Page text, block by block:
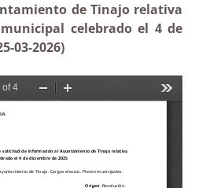
de Tinajo relativa
celebrado el 4 de
03-2026)